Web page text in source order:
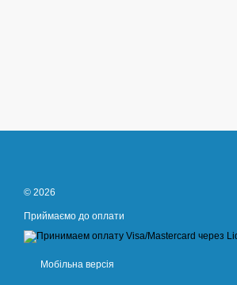
© 2026
Приймаємо до оплати
Мобільна версія